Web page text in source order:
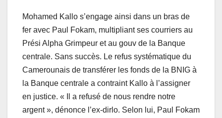
Mohamed Kallo s’engage ainsi dans un bras de
fer avec Paul Fokam, multipliant ses courriers au
Prési Alpha Grimpeur et au gouv de la Banque
centrale. Sans succès. Le refus systématique du
Camerounais de transférer les fonds de la BNIG à
la Banque centrale a contraint Kallo à l’assigner
en justice. « Il a refusé de nous rendre notre
argent », dénonce l’ex-dirlo. Selon lui, Paul Fokam